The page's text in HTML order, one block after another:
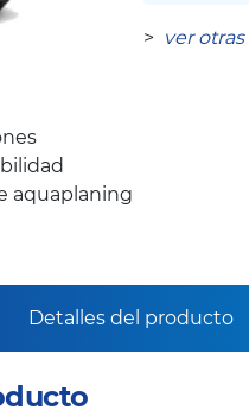
> ver
aquaplaning
Detalles del producto